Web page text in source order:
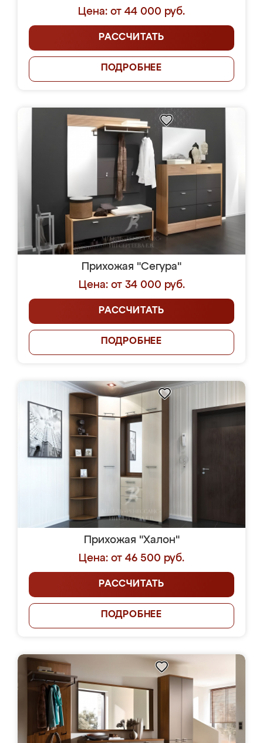
Цена: от 44 000 руб.
РАССЧИТАТЬ
ПОДРОБНЕЕ
Прихожая "Сегура"
Цена: от 34 000 руб.
РАССЧИТАТЬ
ПОДРОБНЕЕ
Прихожая "Халон"
Цена: от 46 500 руб.
РАССЧИТАТЬ
ПОДРОБНЕЕ